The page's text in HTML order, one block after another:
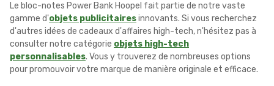
Le bloc-notes Power Bank Hoopel fait partie de notre vaste
gamme d'objets publicitairesinnovants. Si vous recherchez
d'autres idées de cadeaux d'affaires high-tech, n'hésitez pas à
consulter notre catégorie objets high-tech
personnalisables. Vous y trouverez de nombreuses options
pour promouvoir votre marque de manière originale et efficace.